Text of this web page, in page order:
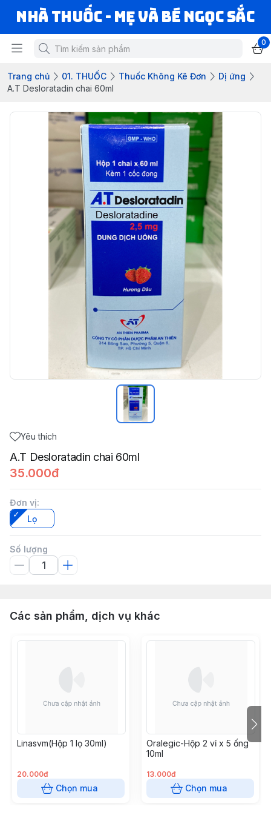
Nhà Thuốc - Mẹ và Bé Ngọc Sắc
0
Trang chủ 01. THUỐC Thuốc Không Kê Đơn
Dị ứng
A.T Desloratadin chai 60ml
Yêu thích
A.T Desloratadin chai 60ml
35.000đ
Đơn vị:
Lọ
Số lượng
Các sản phẩm, dịch vụ khác
Linasvm(Hộp 1 lọ 30ml)
20.000đ
Chọn mua
Oralegic-Hộp 2 vỉ x 5 ống
10ml
13.000đ
Chọn mua